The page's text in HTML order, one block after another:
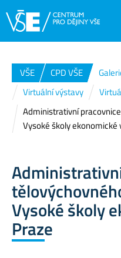
VŠE CPD VŠE
Virtuální výstavy
Administrativní
Vysoké školy ekonomické
Vysoké školy
Praze